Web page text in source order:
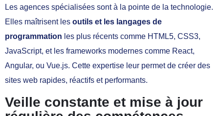
Les agences spécialisées sont à la pointe de la technologie.
Elles maîtrisent les outils et les langages de
programmation les plus récents comme HTML5, CSS3,
JavaScript, et les frameworks modernes comme React,
Angular, ou Vue.js. Cette expertise leur permet de créer des
sites web rapides, réactifs et performants.
Veille constante et mise à jour